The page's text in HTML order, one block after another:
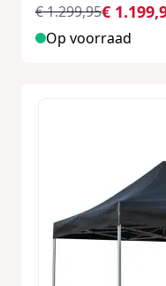
€
€ 1.299,95
Op voorraad